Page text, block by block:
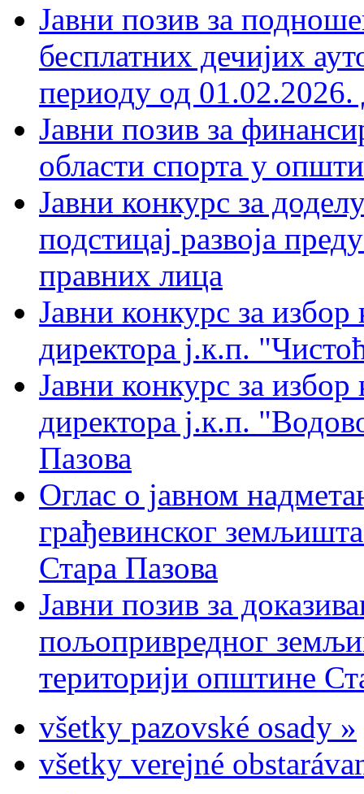
Јавни позив за
бесплатних дечијих
периоду од
Јавни позив за
области спорта у
Јавни конкурс за
подстицај развоја
правних лица
Јавни конкурс за
директора ј.к.п.
Јавни конкурс за
директора ј.к.п.
Пазова
Оглас о јавном
грађевинског
Стара Пазова
Јавни позив за
пољопривредног
територији општине
všetky pazovské osady »
všetky verejné